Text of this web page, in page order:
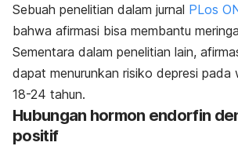
Sebuah penelitian dalam jurnal PLos
bahwa afirmasi bisa membantu
Sementara dalam penelitian lain,
dapat menurunkan risiko depresi pada
18-24 tahun.
Hubungan hormon endorfin
positif